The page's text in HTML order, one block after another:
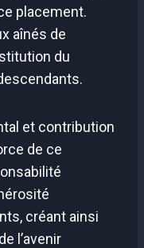
placement.
aînés de
du
et contribution
de ce
créant ainsi
l’avenir